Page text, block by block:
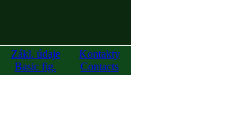
Zákl. údaje
Basic fig.
Kontakty
Contacts